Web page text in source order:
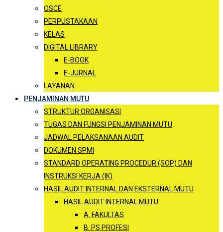
OSCE
PERPUSTAKAAN
KELAS
DIGITAL LIBRARY
E-BOOK
E-JURNAL
LAYANAN
PENJAMINAN MUTU
STRUKTUR ORGANISASI
TUGAS DAN FUNGSI PENJAMINAN MUTU
JADWAL PELAKSANAAN AUDIT
DOKUMEN SPMI
STANDARD OPERATING PROCEDUR (SOP) DAN
INSTRUKSI KERJA (IK)
HASIL AUDIT INTERNAL DAN EKSTERNAL MUTU
HASIL AUDIT INTERNAL MUTU
A. FAKULTAS
B. PS PROFESI